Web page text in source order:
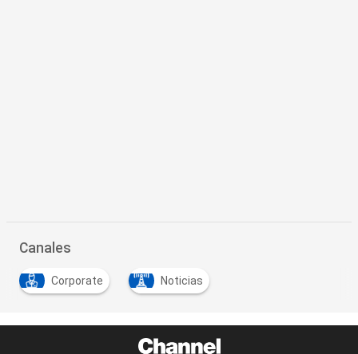
Canales
Corporate Noticias